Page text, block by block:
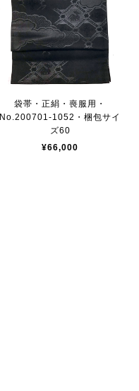
袋帯・正絹・喪服用・
No.200701-1052・梱包サイ
ズ60
¥66,000